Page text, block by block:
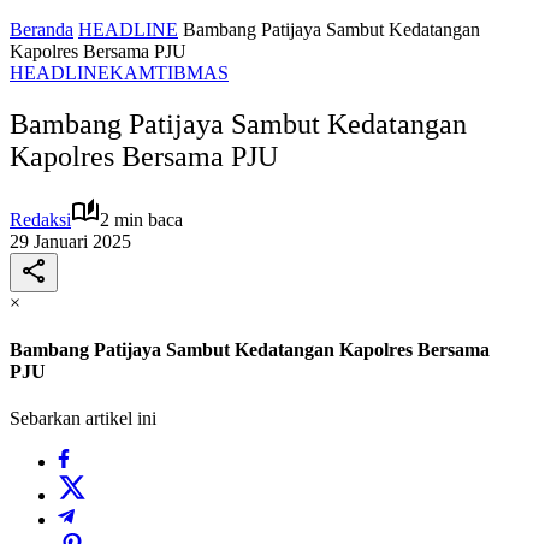
Beranda HEADLINE Bambang Patijaya Sambut Kedatangan
Kapolres Bersama PJU
HEADLINEKAMTIBMAS
Bambang Patijaya Sambut Kedatangan
Kapolres Bersama PJU
Redaksi
2 min baca
29 Januari 2025
×
Bambang Patijaya Sambut Kedatangan Kapolres Bersama
PJU
Sebarkan artikel ini